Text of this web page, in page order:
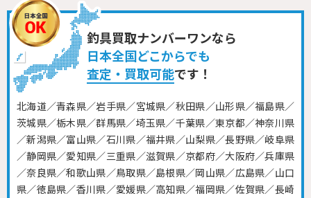
釣具買取ナンバーワンなら
日本全国どこからでも
査定・買取可能です！
北海道／青森県／岩手県／宮城県／秋田県／山形県／福島県／
茨城県／栃木県／群馬県／埼玉県／千葉県／東京都／神奈川県
／新潟県／富山県／石川県／福井県／山梨県／長野県／岐阜県
／静岡県／愛知県／三重県／滋賀県／京都府／大阪府／兵庫県
／奈良県／和歌山県／鳥取県／島根県／岡山県／広島県／山口
県／徳島県／香川県／愛媛県／高知県／福岡県／佐賀県／長崎